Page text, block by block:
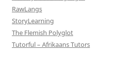
RawLangs
StoryLearning
The Flemish Polyglot
Tutorful – Afrikaans Tutors